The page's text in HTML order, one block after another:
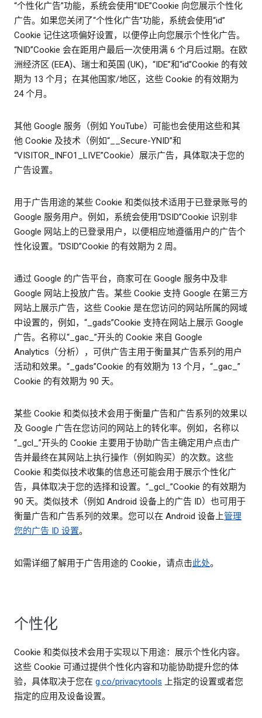
“个性化广告”功能，系统会使用“IDE”Cookie 向您展示个性化
广告。如果您关闭了“个性化广告”功能，系统会使用“id”
Cookie 记住这项偏好设置，以便停止向您展示个性化广告。
“NID”Cookie 会在距用户最后一次使用满 6 个月后过期。在欧
洲经济区 (EEA)、瑞士和英国 (UK)，“IDE”和“id”Cookie 的有效
期为 13 个月；在其他国家/地区，这些 Cookie 的有效期为
24 个月。
其他 Google 服务（例如 YouTube）可能也会使用这些和其
他 Cookie 及技术（例如“__Secure-YNID”和
“VISITOR_INFO1_LIVE”Cookie）展示广告，具体取决于您的
广告设置。
用于广告用途的某些 Cookie 和类似技术适用于已登录账号的
Google 服务用户。例如，系统会使用“DSID”Cookie 识别非
Google 网站上的已登录用户，以便相应地遵循用户的广告个
性化设置。“DSID”Cookie 的有效期为 2 周。
通过 Google 的广告平台，商家可在 Google 服务中及非
Google 网站上投放广告。某些 Cookie 支持 Google 在第三方
网站上展示广告，这些 Cookie 是在您访问的网站所属的网域
中设置的，例如，“_gads”Cookie 支持在网站上展示 Google
广告。名称以“_gac_”开头的 Cookie 来自 Google
Analytics（分析），可供广告主用于衡量其广告系列的用户
活动和效果。“_gads”Cookie 的有效期为 13 个月，“_gac_”
Cookie 的有效期为 90 天。
某些 Cookie 和类似技术会用于衡量广告和广告系列的效果以
及 Google 广告在您访问的网站上的转化率。例如，名称以
“_gcl_”开头的 Cookie 主要用于协助广告主确定用户点击广
告并最终在其网站上执行操作（例如购买）的次数。这些
Cookie 和类似技术收集的信息还可能会用于展示个性化广
告，具体取决于您的选择和设置。“_gcl_”Cookie 的有效期为
90 天。类似技术（例如 Android 设备上的广告 ID）也可用于
衡量广告和广告系列的效果。您可以在 Android 设备上管理
您的广告 ID 设置。
如需详细了解用于广告用途的 Cookie，请点击此处。
个性化
Cookie 和类似技术会用于实现以下用途：展示个性化内容。
这些 Cookie 可通过提供个性化内容和功能协助提升您的体
验，具体取决于您在 g.co/privacytools 上指定的设置或者您
指定的应用及设备设置。